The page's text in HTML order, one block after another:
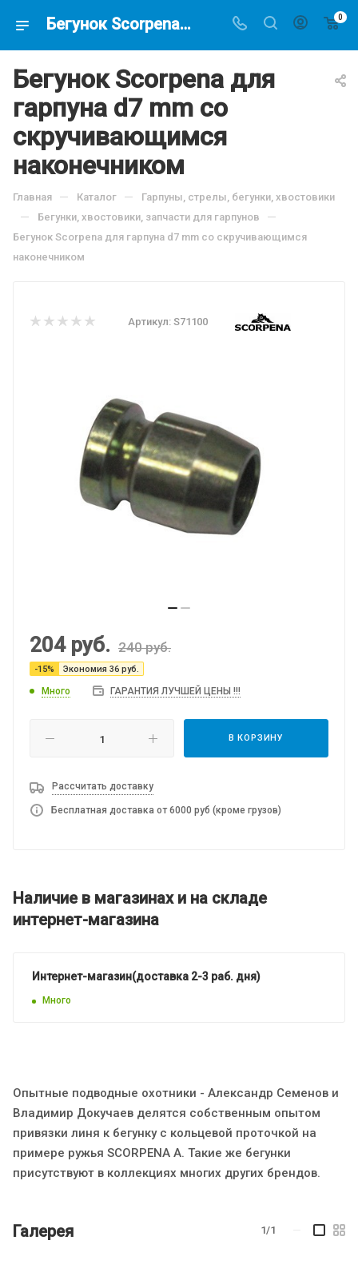
Бегунок Scorpena для гарпуна d7 mm со скручивающимся наконечником, по цене 204 руб, купить в интернет-магазине подводной охоты Водолаз.РФ в Москве. - 0
Бегунок Scorpena для
гарпуна d7 mm со
скручивающимся
наконечником
Главная — Каталог — Гарпуны, стрелы, бегунки, хвостовики
— Бегунки, хвостовики, запчасти для гарпунов —
Бегунок Scorpena для гарпуна d7 mm со скручивающимся
наконечником
Артикул: S71100
204руб. 240руб.
-15% Экономия 36 руб.
Много ГАРАНТИЯ ЛУЧШЕЙ ЦЕНЫ !!!
В КОРЗИНУ
Рассчитать доставку
Бесплатная доставка от 6000 руб (кроме грузов)
Наличие в магазинах и на складе
интернет-магазина
Интернет-магазин(доставка 2-3 раб. дня)
Много
Опытные подводные охотники - Александр Семенов и
Владимир Докучаев делятся собственным опытом
привязки линя к бегунку с кольцевой проточкой на
примере ружья SCORPENA A. Такие же бегунки
присутствуют в коллекциях многих других брендов.
Галерея 1/1